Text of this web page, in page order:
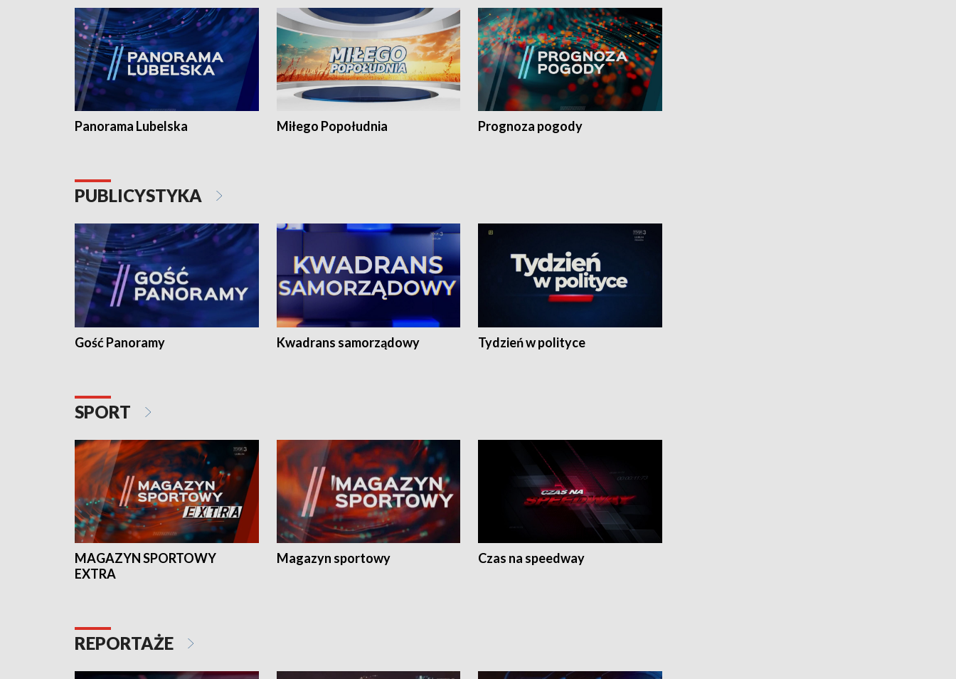
Panorama Lubelska Miłego Popołudnia Prognoza pogody
PUBLICYSTYKA
Gość Panoramy Kwadrans samorządowy Tydzień w polityce
SPORT
MAGAZYN SPORTOWY
EXTRA
Magazyn sportowy Czas na speedway
REPORTAŻE